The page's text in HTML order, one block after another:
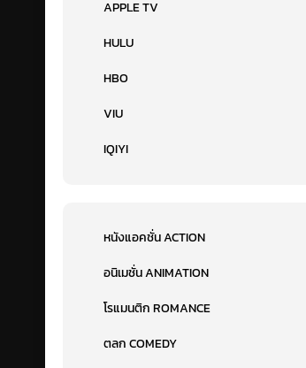
APPLE TV
HULU
HBO
VIU
IQIYI
หนังแอคชั่น ACTION
อนิเมชั่น ANIMATION
โรแมนติก ROMANCE
ตลก COMEDY